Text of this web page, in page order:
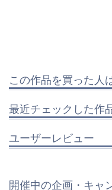
この作品を買った人
最近チェックした作
ユーザーレビュー
開催中の企画・キャ